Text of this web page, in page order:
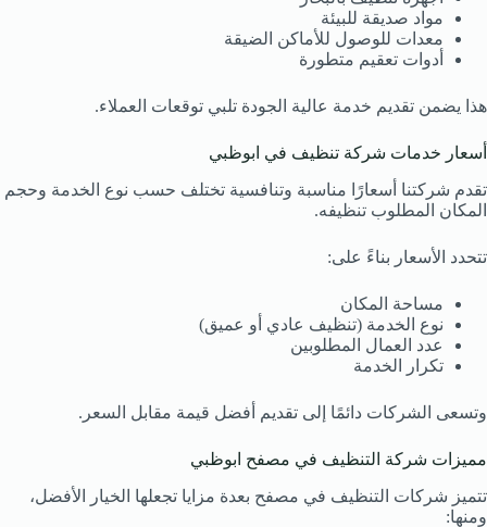
مواد صديقة للبيئة
معدات للوصول للأماكن الضيقة
أدوات تعقيم متطورة
هذا يضمن تقديم خدمة عالية الجودة تلبي توقعات العملاء.
أسعار خدمات شركة تنظيف في ابوظبي
تقدم شركتنا أسعارًا مناسبة وتنافسية تختلف حسب نوع الخدمة وحجم
المكان المطلوب تنظيفه.
تتحدد الأسعار بناءً على:
مساحة المكان
نوع الخدمة (تنظيف عادي أو عميق)
عدد العمال المطلوبين
تكرار الخدمة
وتسعى الشركات دائمًا إلى تقديم أفضل قيمة مقابل السعر.
مميزات شركة التنظيف في مصفح ابوظبي
تتميز شركات التنظيف في مصفح بعدة مزايا تجعلها الخيار الأفضل،
ومنها: